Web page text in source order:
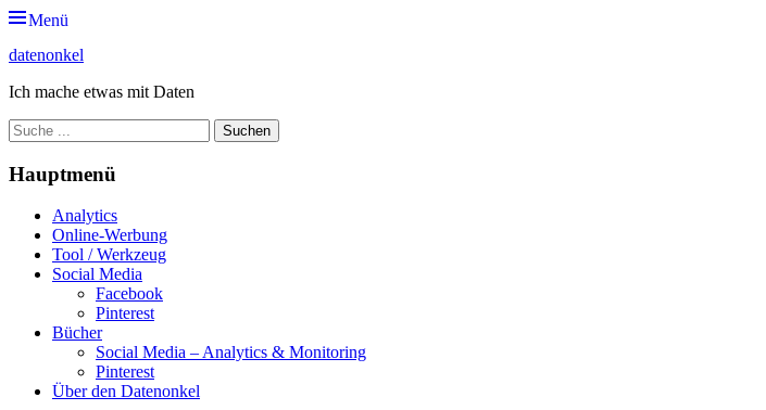
Zum
springen
Menü
datenonkel
Ich mache etwas mit Daten
Suche
nach:
Hauptmenü
Analytics
Online-Werbung
Tool / Werkzeug
Social Media
Facebook
Pinterest
Bücher
Social Media – Analytics & Monitoring
Pinterest
Über den Datenonkel